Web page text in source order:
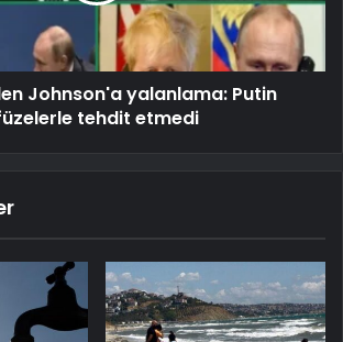
Johnson'a yalanlama: Putin
tehdit etmedi